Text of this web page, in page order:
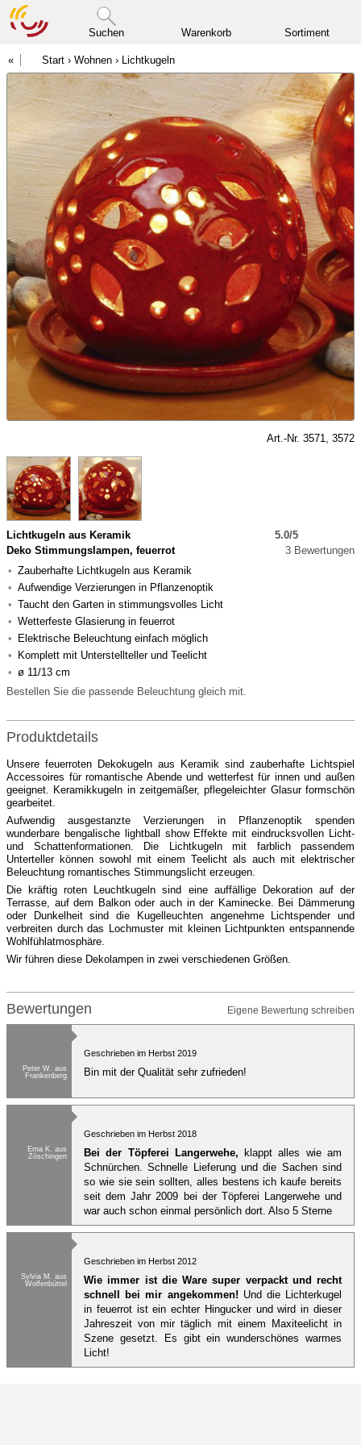
Suchen Warenkorb Sortiment
Start › Wohnen › Lichtkugeln
Art.-Nr. 3571, 3572
Lichtkugeln aus Keramik
Deko Stimmungslampen, feuerrot
Zauberhafte Lichtkugeln aus Keramik
Aufwendige Verzierungen in Pflanzenoptik
Taucht den Garten in stimmungsvolles Licht
Wetterfeste Glasierung in feuerrot
Elektrische Beleuchtung einfach möglich
Komplett mit Unterstellteller und Teelicht
ø 11/13 cm
Bestellen Sie die passende Beleuchtung gleich mit.
5.0/5
3 Bewertungen
Produktdetails
Unsere feuerroten Dekokugeln aus Keramik sind zauberhafte Lichtspiel
Accessoires für romantische Abende und wetterfest für innen und außen
geeignet. Keramikkugeln in zeitgemäßer, pflegeleichter Glasur formschön
gearbeitet.
Aufwendig ausgestanzte Verzierungen in Pflanzenoptik spenden
wunderbare bengalische lightball show Effekte mit eindrucksvollen Licht-
und Schattenformationen. Die Lichtkugeln mit farblich passendem
Unterteller können sowohl mit einem Teelicht als auch mit elektrischer
Beleuchtung romantisches Stimmungslicht erzeugen.
Die kräftig roten Leuchtkugeln sind eine auffällige Dekoration auf der
Terrasse, auf dem Balkon oder auch in der Kaminecke. Bei Dämmerung
oder Dunkelheit sind die Kugelleuchten angenehme Lichtspender und
verbreiten durch das Lochmuster mit kleinen Lichtpunkten entspannende
Wohlfühlatmosphäre.
Wir führen diese Dekolampen in zwei verschiedenen Größen.
Bewertungen Eigene Bewertung schreiben
Peter W. aus
Frankenberg
Geschrieben im Herbst 2019
Bin mit der Qualität sehr zufrieden!
Erna K. aus
Zöschingen
Geschrieben im Herbst 2018
Bei der Töpferei Langerwehe, klappt alles wie am
Schnürchen. Schnelle Lieferung und die Sachen sind
so wie sie sein sollten, alles bestens ich kaufe bereits
seit dem Jahr 2009 bei der Töpferei Langerwehe und
war auch schon einmal persönlich dort. Also 5 Sterne
Sylvia M. aus
Wolfenbüttel
Geschrieben im Herbst 2012
Wie immer ist die Ware super verpackt und recht
schnell bei mir angekommen! Und die Lichterkugel
in feuerrot ist ein echter Hingucker und wird in dieser
Jahreszeit von mir täglich mit einem Maxiteelicht in
Szene gesetzt. Es gibt ein wunderschönes warmes
Licht!